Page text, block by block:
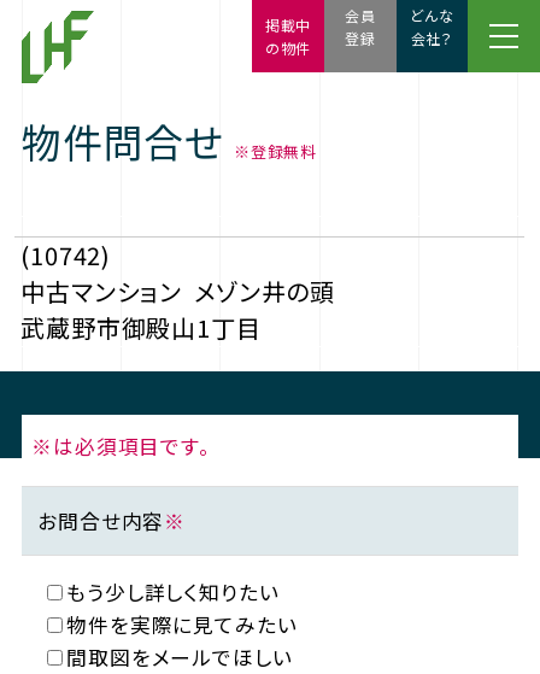
物件問合せ ※登録無料
(10742)
中古マンション メゾン井の頭
武蔵野市御殿山1丁目
※は必須項目です。
お問合せ内容※
もう少し詳しく知りたい
物件を実際に見てみたい
間取図をメールでほしい
会員
登録
どんな
会社？
掲載中
の物件